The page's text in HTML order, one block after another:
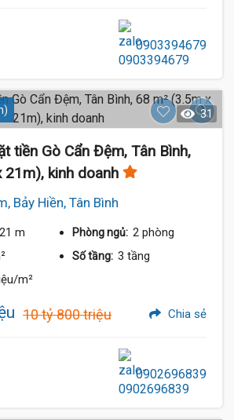
0903394679
31
tiền Gò Cẩn Đệm, Tân Bình,
21m), kinh doanh
Bảy Hiền, Tân Bình
m Phòng ngủ: 2 phòng
Số tầng: 3 tầng
m²
10 tỷ 800 triệu Chia sẻ
0902696839